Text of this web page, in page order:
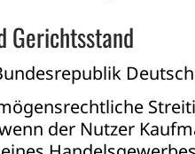
Gerichtsstand
der Nutzer